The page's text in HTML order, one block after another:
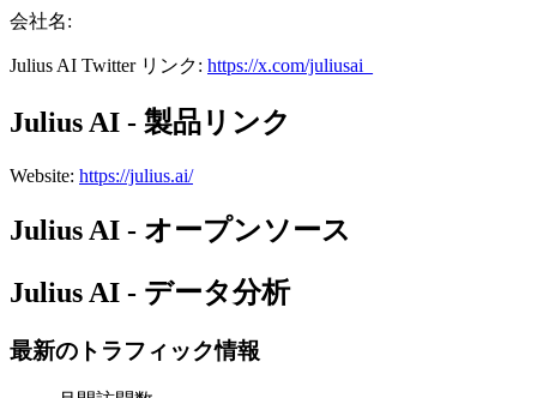
会社名:
Julius AI Twitter リンク: https://x.com/juliusai_
Julius AI - 製品リンク
Website: https://julius.ai/
Julius AI - オープンソース
Julius AI - データ分析
最新のトラフィック情報